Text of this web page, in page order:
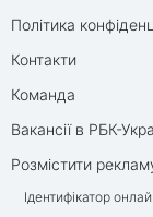
Політика
Контакти
Команда
Вакансії в РБК-
Розмістити
Ідентифікатор